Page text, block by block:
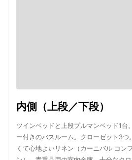
内側（上段／下段）
ツインベッドと上段プルマンベッド1台
ー付きのバスルーム。クローゼット3つ
くて心地よいリネン（カーニバル コン